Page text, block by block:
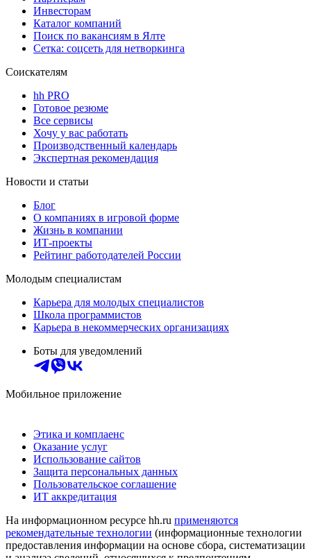
Инвесторам
Каталог компаний
Поиск по вакансиям в Ялте
Сетка: соцсеть для нетворкинга
Соискателям
hh PRO
Готовое резюме
Все сервисы
Хочу у вас работать
Производственный календарь
Экспертная рекомендация
Новости и статьи
Блог
О компаниях в игровой форме
Жизнь в компании
ИТ-проекты
Рейтинг работодателей России
Молодым специалистам
Карьера для молодых специалистов
Школа программистов
Карьера в некоммерческих организациях
Боты для уведомлений
Мобильное приложение
Этика и комплаенс
Оказание услуг
Использование сайтов
Защита персональных данных
Пользовательское соглашение
ИТ аккредитация
На информационном ресурсе hh.ru применяются
рекомендательные технологии (информационные технологии
предоставления информации на основе сбора, систематизации